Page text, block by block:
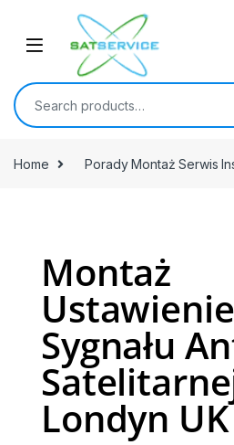
Home Porady Montaż Serwis
Montaż
Ustawienie
Sygnału
Londyn UK